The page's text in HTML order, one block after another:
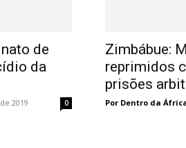
de
da
2019 0
Zimbábue:
reprimidos
prisões
Por Dentro da